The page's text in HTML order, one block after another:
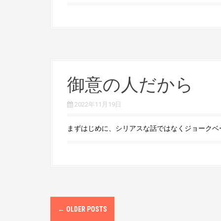
御意の人だから
2022年11月19日
まずはじめに、シリアスな話ではなくジョーク
P← OLDER POSTS